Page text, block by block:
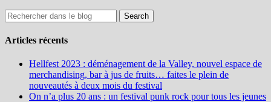
Articles récents
Hellfest 2023 : déménagement de la Valley, nouvel espace de
merchandising, bar à jus de fruits… faites le plein de
nouveautés à deux mois du festival
On n’a plus 20 ans : un festival punk rock pour tous les jeunes